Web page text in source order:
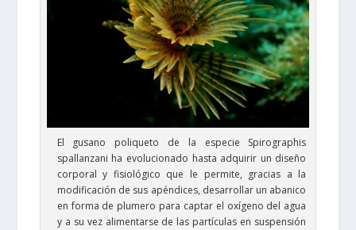
El gusano poliqueto de la especie Spirographis
spallanzani ha evolucionado hasta adquirir un diseño
corporal y fisiológico que le permite, gracias a la
modificación de sus apéndices, desarrollar un abanico
en forma de plumero para captar el oxígeno del agua
y a su vez alimentarse de las partículas en suspensión